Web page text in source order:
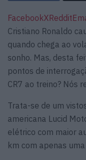
FacebookXReddit
Cristiano Ronaldo
quando chega ao
sonho. Mas, desta
pontos de
CR7 ao treino? Nós
Trata-se de um
americana Lucid
elétrico com maior
km com apenas